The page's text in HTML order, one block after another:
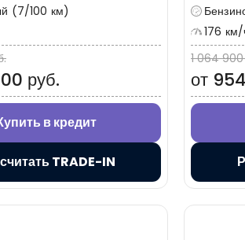
(7/100 км)
руб.
в кредит
TRADE-IN
176
1 064 900
от